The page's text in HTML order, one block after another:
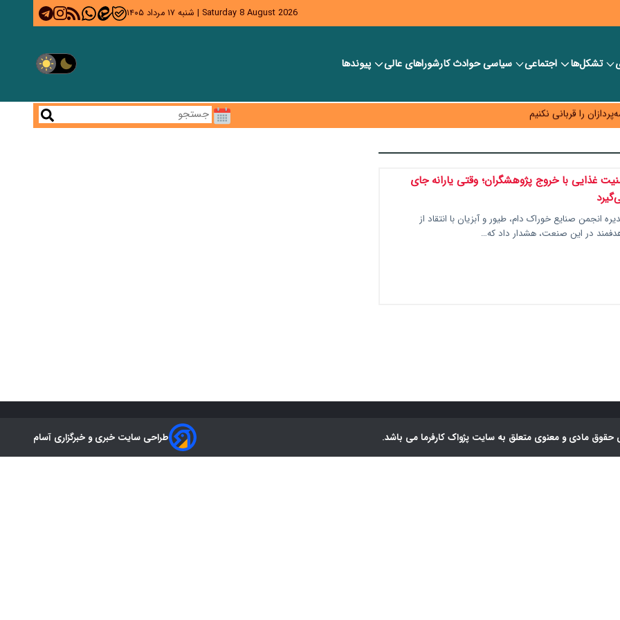
Saturday 8 August 2026
| شنبه ۱۷ مرداد ۱۴۰۵
تشکل‌ها اجتماعی سیاسیحوادث کارشورا‎های عالی پیوندها
۸۰ درصد پیشرفت
را قربانی نکنیم
سبد معیشت
متفاوت خود می‌گوید
غذایی با خروج پژوهشگران؛ وقتی یارانه جای
انجمن صنایع خوراک دام، طیور و آبزیان با انتقاد از
در این صنعت، هشدار داد که…
حقوق مادی و معنوی متعلق به سایت پژواک کارفرما می باشد. طراحی سایت خبری و خبرگزاری آسام